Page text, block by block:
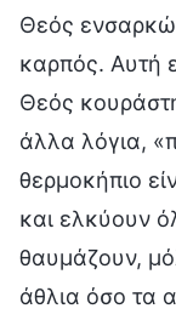
Θεός
καρπός. Αυτή
Θεός
άλλα λόγια,
θερμοκήπιο
και ελκύουν
θαυμάζουν,
άθλια όσο τα